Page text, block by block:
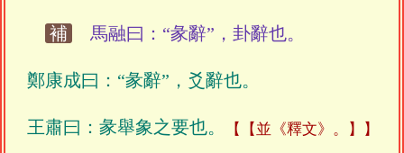
補 馬融曰：“彖辭”，卦辭也。
鄭康成曰：“彖辭”，爻辭也。
王肅曰：彖舉象之要也。 【並《釋文》。】